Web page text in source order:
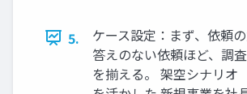
5.
ケース設定：まず、依頼
答えのない依頼ほど、調
を揃える。 架空シナリオ